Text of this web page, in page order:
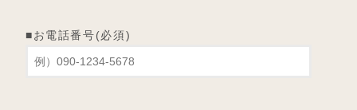
■お電話番号(必須)